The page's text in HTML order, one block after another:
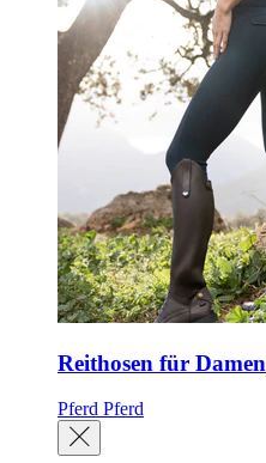
Reithosen für Damen
Pferd Pferd